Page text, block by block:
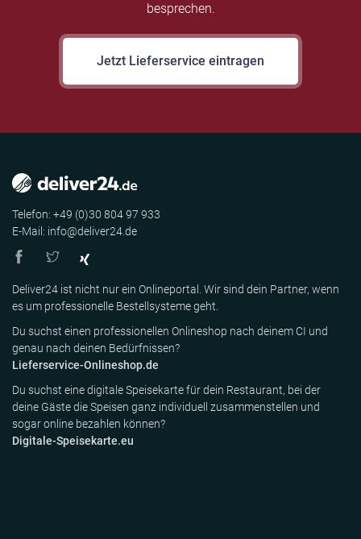
besprechen.
Jetzt Lieferservice eintragen
Telefon: +49 (0)30 804 97 933
E-Mail: info@deliver24.de
Deliver24 ist nicht nur ein Onlineportal. Wir sind dein Partner, wenn
es um professionelle Bestellsysteme geht.
Du suchst einen professionellen Onlineshop nach deinem CI und
genau nach deinen Bedürfnissen?
Lieferservice-Onlineshop.de
Du suchst eine digitale Speisekarte für dein Restaurant, bei der
deine Gäste die Speisen ganz individuell zusammenstellen und
sogar online bezahlen können?
Digitale-Speisekarte.eu